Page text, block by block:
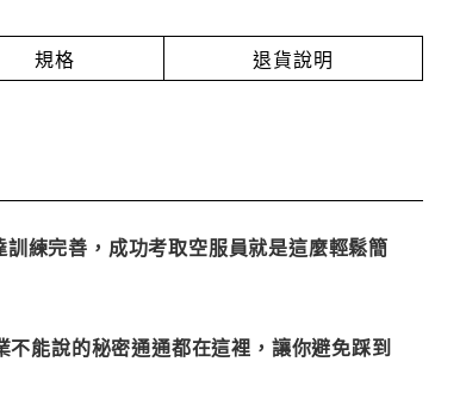
規格 退貨說明
練完善，成功考取空服員就是這麼輕鬆簡
能說的秘密通通都在這裡，讓你避免踩到